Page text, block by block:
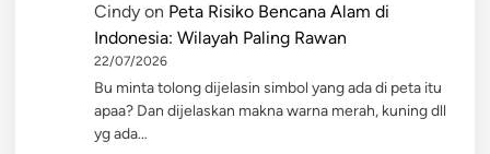
Cindy on Peta Risiko Bencana Alam di
Indonesia: Wilayah Paling Rawan
22/07/2026
Bu minta tolong dijelasin simbol yang ada di peta itu
apaa? Dan dijelaskan makna warna merah, kuning dll
yg ada…